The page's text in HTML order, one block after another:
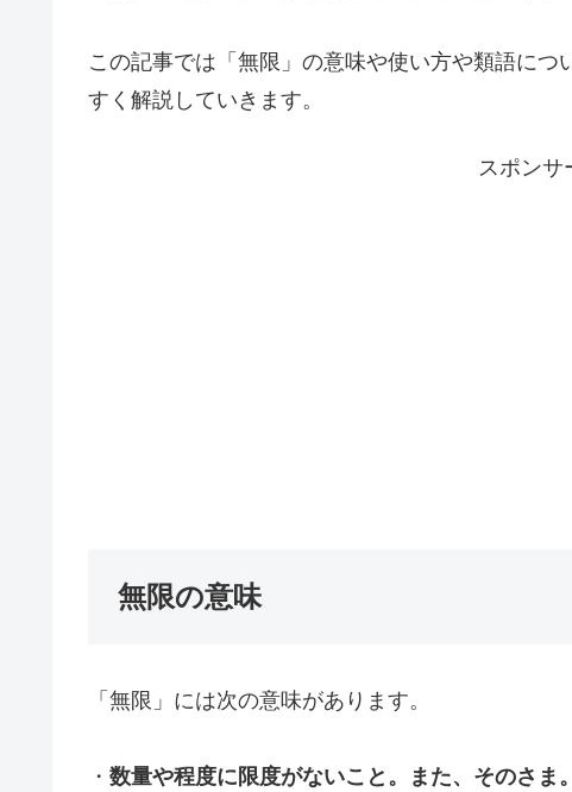
この記事では「無限」の意味や使い方や類語に
すく解説していきます。
スポンサ
無限の意味
「無限」には次の意味があります。
・ 数量や程度に限度がないこと。また、そのさま